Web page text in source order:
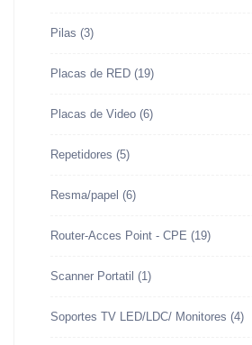
Pilas (3)
Placas de RED (19)
Placas de Video (6)
Repetidores (5)
Resma/papel (6)
Router-Acces Point - CPE (19)
Scanner Portatil (1)
Soportes TV LED/LDC/ Monitores (4)